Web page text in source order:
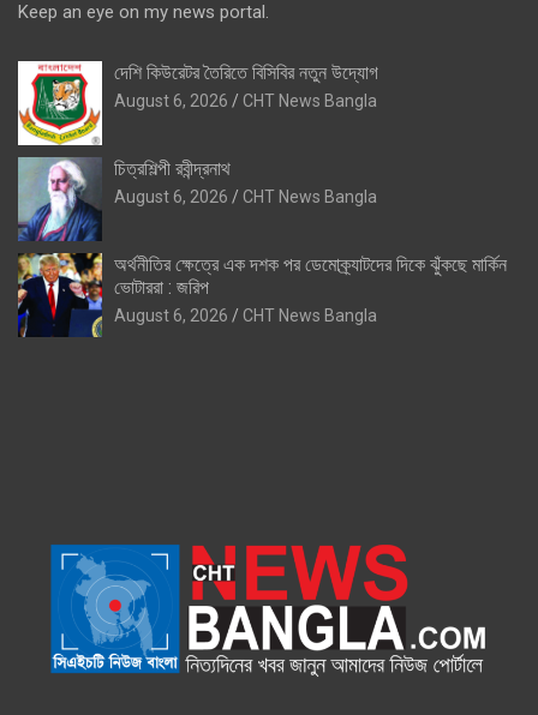
Keep an eye on my news portal.
দেশি কিউরেটর তৈরিতে বিসিবির নতুন উদ্যোগ
August 6, 2026 CHT News Bangla
চিত্রশিল্পী রবীন্দ্রনাথ
August 6, 2026 CHT News Bangla
অর্থনীতির ক্ষেত্রে এক দশক পর ডেমোক্র্যাটদের দিকে ঝুঁকছে মার্কিন
ভোটাররা : জরিপ
August 6, 2026 CHT News Bangla